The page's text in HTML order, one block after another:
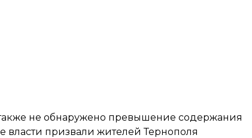
также не обнаружено превышение содержания
власти призвали жителей Тернополя